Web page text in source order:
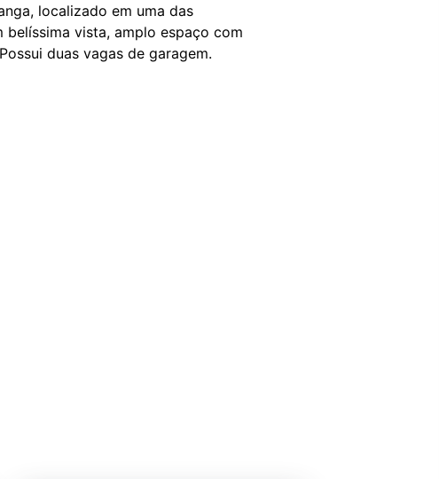
localizado em uma das
belíssima vista, amplo espaço com
duas vagas de garagem.